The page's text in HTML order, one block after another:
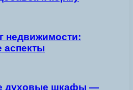
недвижимости:
аспекты
духовые шкафы —